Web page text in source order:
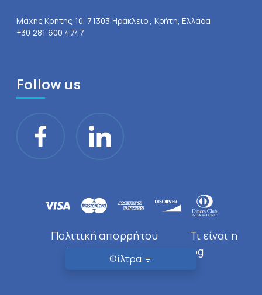
Φίλτρα
Μάχης Κρήτης 10, 71303 Ηράκλειο , Κρήτη, Ελλάδα
+30 281 600 4747
Follow us
Πολιτική απορρήτου
Τι είναι η
Doctor Near You
Blog